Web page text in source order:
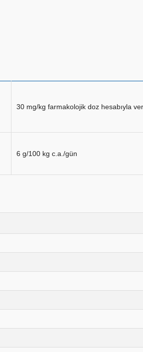
30 mg/kg farmakolojik doz hesabıyla
6 g/100 kg c.a./gün